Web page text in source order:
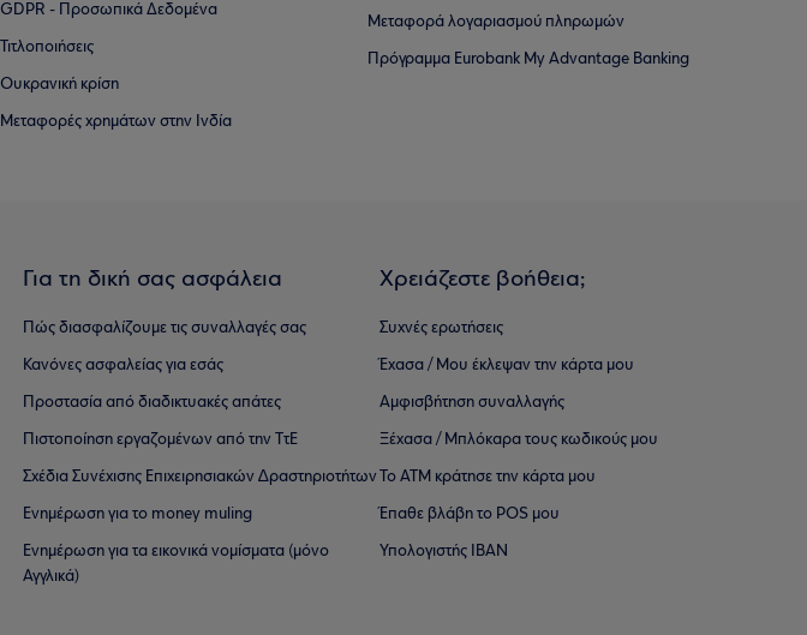
GDPR - Προσωπικά Δεδομένα
Τιτλοποιήσεις
Ουκρανική κρίση
Μεταφορές χρημάτων στην Ινδία
Μεταφορά λογαριασμού πληρωμών
Πρόγραμμα Eurobank My Advantage Banking
Για τη δική σας ασφάλεια
Πώς διασφαλίζουμε τις συναλλαγές σας
Κανόνες ασφαλείας για εσάς
Προστασία από διαδικτυακές απάτες
Πιστοποίηση εργαζομένων από την ΤτΕ
Σχέδια Συνέχισης Επιχειρησιακών ∆ραστηριοτήτων
Ενημέρωση για το money muling
Ενημέρωση για τα εικονικά νομίσματα (μόνο
Αγγλικά)
Χρειάζεστε βοήθεια;
Συχνές ερωτήσεις
Έχασα / Μου έκλεψαν την κάρτα μου
Αμφισβήτηση συναλλαγής
Ξέχασα / Μπλόκαρα τους κωδικούς μου
Το ΑΤΜ κράτησε την κάρτα μου
Έπαθε βλάβη το POS μου
Υπολογιστής IBAN